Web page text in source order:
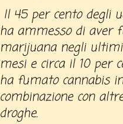
Il 45 per cento degli uomini
ha ammesso di aver
marijuana negli
mesi e circa il 10 per
ha fumato cannabis
combinazione con
droghe.